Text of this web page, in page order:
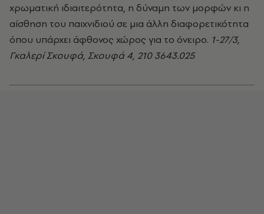
χρωματική ιδιαιτερότητα, η δύναμη των μορφών κι η
αίσθηση του παιχνιδιού σε μια άλλη διαφορετικότητα
όπου υπάρχει άφθονος χώρος για το όνειρο. 1-27/3,
Γκαλερί Σκουφά, Σκουφά 4, 210 3643.025